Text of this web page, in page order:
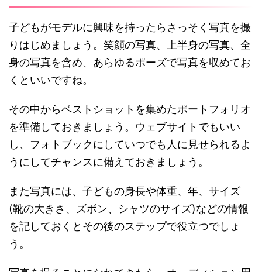
子どもがモデルに興味を持ったらさっそく写真を撮
りはじめましょう。笑顔の写真、上半身の写真、全
身の写真を含め、あらゆるポーズで写真を収めてお
くといいですね。
その中からベストショットを集めたポートフォリオ
を準備しておきましょう。ウェブサイトでもいい
し、フォトブックにしていつでも人に見せられるよ
うにしてチャンスに備えておきましょう。
また写真には、子どもの身長や体重、年、サイズ
(靴の大きさ、ズボン、シャツのサイズ)などの情報
を記しておくとその後のステップで役立つでしょ
う。